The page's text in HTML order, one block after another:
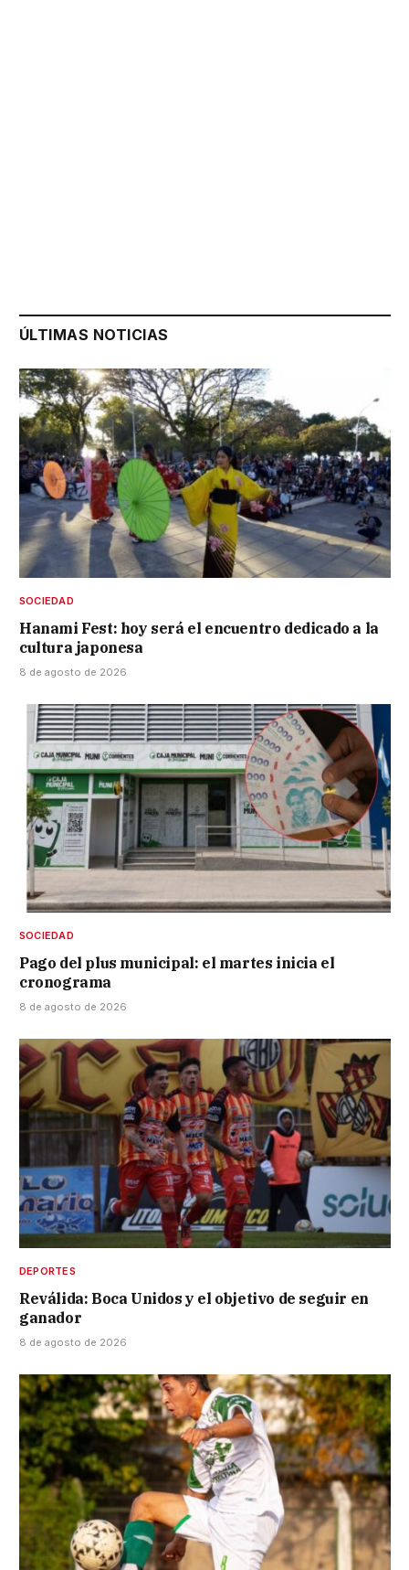
ÚLTIMAS NOTICIAS
SOCIEDAD
Hanami Fest: hoy será el encuentro dedicado a la
cultura japonesa
8 de agosto de 2026
SOCIEDAD
Pago del plus municipal: el martes inicia el
cronograma
8 de agosto de 2026
DEPORTES
Reválida: Boca Unidos y el objetivo de seguir en
ganador
8 de agosto de 2026